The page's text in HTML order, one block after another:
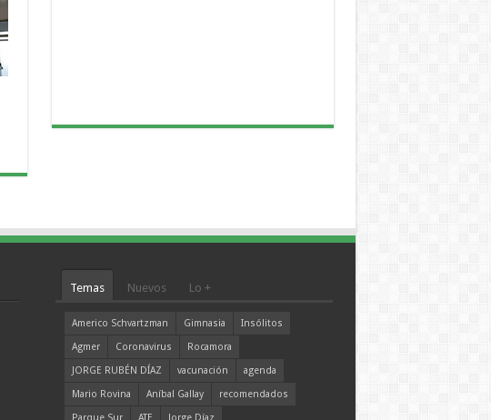
Temas Nuevos Lo +
Americo Schvartzman Gimnasia
Insólitos
Agmer
Coronavirus
Rocamora
JORGE RUBÉN DÍAZ
vacunación
agenda
Mario Rovina
Aníbal Gallay
recomendados